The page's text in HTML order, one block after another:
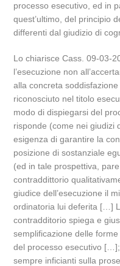
processo esecutivo, ed in
quest’ultimo, del principio
differenti dal giudizio di
Lo chiarisce Cass. 09-03-
l’esecuzione non
alla concreta
riconosciuto nel titolo
modo di dispiegarsi del
risponde (come nei giudizi
esigenza di garantire la
posizione di sostanziale
(ed in tale prospettiva,
contraddittorio
giudice dell’esecuzione il
ordinatoria lui deferita […]
contradditorio spiega e
semplificazione delle
del processo esecutivo
sempre inficianti sulla